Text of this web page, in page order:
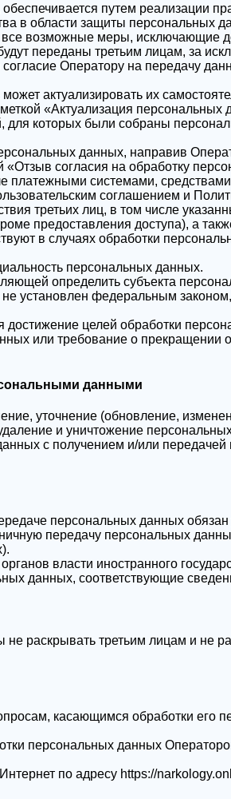
путем реализации
в области защиты персональных
возможные меры, исключающие
переданы третьим лицам, за
Оператору на передачу
актуализировать их
«Актуализация персональных
которых были собраны
данных, направив
согласия на обработку
системами,
соглашением и
третьих лиц, в том числе
предоставления доступа), а
в случаях обработки
персональных данных.
определить субъекта
установлен федеральным
целей обработки
или требование о
данными
уточнение (обновление,
и уничтожение
с получением и/или
персональных данных
передачу персональных
власти иностранного
данных, соответствующие
раскрывать третьим лицам и не
касающимся обработки его
персональных данных
по адресу https://